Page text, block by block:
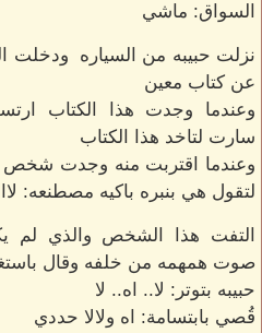
السواق: ماشي
نزلت حبيبه من السياره ودخلت
عن كتاب معين
وعندما وجدت هذا الكتاب
سارت لتاخد هذا الكتاب
وعندما اقتربت منه وجدت شخص
لتقول هي بنبره باكيه مصطنعه:
التفت هذا الشخص والذي
صوت همهمه من خلفه وقال
حبيبه بتوتر: لا.. اه.. لا
قُصي بابتسامة: اه ولالا حددي